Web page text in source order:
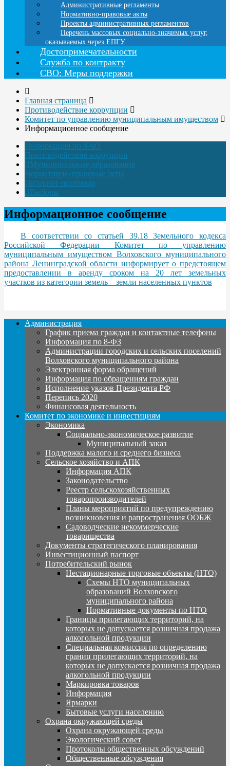
Административные регламенты
Нормативно-правовые акты
Проекты административных регламентов
Перечень массовых социально-значимых услуг,
оказываемых через ЕПГУ
Достопримечательности
Служба по контракту
СВО: Меры поддержки
Главная страница
Противодействие коррупции
Комитет по управлению муниципальным имуществом
Информационное сообщение
Информация по 8-ФЗ
Противодействие коррупции
Муниципальные образования
Нормативно-правовые акты
Интернет-приёмная
Выборы
Информационное сообщение
В соответствии со статьей 39.18 Земельного кодекса
Российской Федерации Комитет по управлению
муниципальным имуществом Волховского муниципального
района Ленинградской области информирует о предстоящем
предоставлении в аренду сроком на 20 лет земельных
участков из категории земель – земли населенных пунктов
Администрация
График приема граждан и контактные телефоны
Информация по 8-ФЗ
Администрации городских и сельских поселений
Волховского муниципального района
Электронная форма обращений
Информация по обращениям граждан
Исполнение указов Президента РФ
Перепись 2020
Финансовая деятельность
Комитет по экономике и инвестициям
Экономика
Социально-экономическое развитие
Муниципальный заказ
Поддержка малого и среднего бизнеса
Сельское хозяйство и АПК
Информация АПК
Законодательство
Реестр сельскохозяйственных
товаропроизводителей
Планы мероприятий по предупреждению
возникновения и рапространения ООБЖ
Садоводческие некоммерческие
товарищества
Документы стратегического планирования
Инвестиционный паспорт
Потребительский рынок
Нестационарные торговые объекты (НТО)
Схемы НТО муниципальных
образований Волховского
муниципального района
Нормативные документы по НТО
Границы прилегающих территорий, на
которых не допускается розничная продажа
алкогольной продукции
Специальная комиссия по определению
границ прилегающих территорий, на
которых не допускается розничная продажа
алкогольной продукции
Маркировка товаров
Информация
Ярмарки
Бытовые услуги населению
Охрана окружающей среды
Охрана окружающей среды
Экологический совет
Протоколы общественных обсуждений
Общественные обсуждения